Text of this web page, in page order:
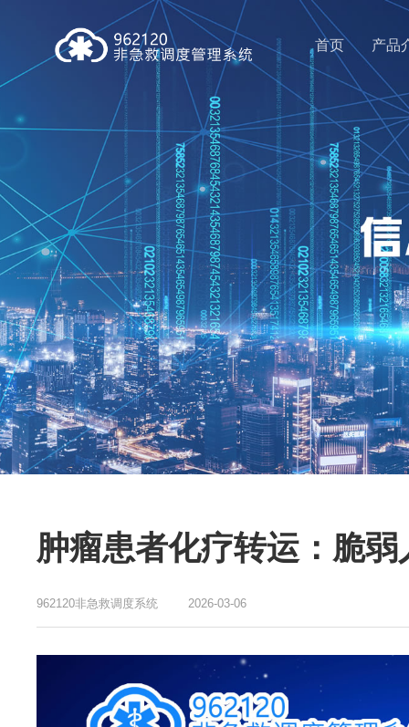
首页 产品
肿瘤患者化疗转运：脆
962120非急救调度系统 2026-03-06